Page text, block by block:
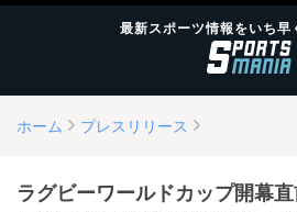
最新スポーツ情報をいち早
ホーム プレスリリース
ラグビーワールドカップ開幕